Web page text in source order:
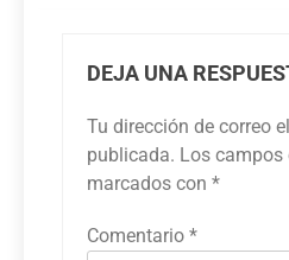
DEJA UNA
Tu dirección de correo
publicada. Los
marcados con *
Comentario *